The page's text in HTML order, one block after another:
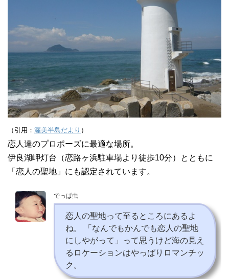
（引用： 渥美半島だより ）
恋人達のプロポーズに最適な場所。
伊良湖岬灯台（恋路ヶ浜駐車場より徒歩10分）とともに
「恋人の聖地」にも認定されています。
でっぱ虫
恋人の聖地って至るところにあるよ
ね。 「なんでもかんでも恋人の聖地
にしやがって」って思うけど海の見え
るロケーションはやっぱりロマンチッ
ク。